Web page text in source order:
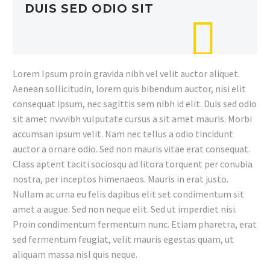
DUIS SED ODIO SIT
Lorem Ipsum proin gravida nibh vel velit auctor aliquet.
Aenean sollicitudin, lorem quis bibendum auctor, nisi elit
consequat ipsum, nec sagittis sem nibh id elit. Duis sed odio
sit amet nvvvibh vulputate cursus a sit amet mauris. Morbi
accumsan ipsum velit. Nam nec tellus a odio tincidunt
auctor a ornare odio. Sed non mauris vitae erat consequat.
Class aptent taciti sociosqu ad litora torquent per conubia
nostra, per inceptos himenaeos. Mauris in erat justo.
Nullam ac urna eu felis dapibus elit set condimentum sit
amet a augue. Sed non neque elit. Sed ut imperdiet nisi.
Proin condimentum fermentum nunc. Etiam pharetra, erat
sed fermentum feugiat, velit mauris egestas quam, ut
aliquam massa nisl quis neque.